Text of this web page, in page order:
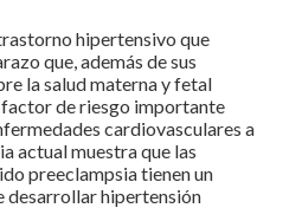
hipertensivo que
que, además de sus
la salud materna y fetal
de riesgo importante
cardiovasculares a
actual muestra que las
preeclampsia tienen un
desarrollar hipertensión